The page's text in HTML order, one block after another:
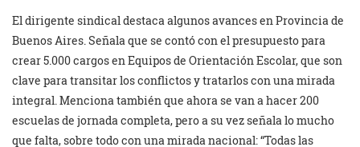
El dirigente sindical destaca algunos avances en Provincia de
Buenos Aires. Señala que se contó con el presupuesto para
crear 5.000 cargos en Equipos de Orientación Escolar, que son
clave para transitar los conflictos y tratarlos con una mirada
integral. Menciona también que ahora se van a hacer 200
escuelas de jornada completa, pero a su vez señala lo mucho
que falta, sobre todo con una mirada nacional: “Todas las